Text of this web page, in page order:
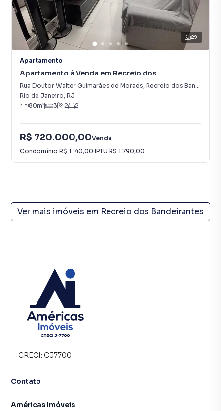
29
Apartamento
Apartamento à Venda em Recreio dos
Bandeirantes
Rua Doutor Walter Guimarães de Moraes, Recreio dos Bandeirantes
Rio de Janeiro, RJ
80m² 3 2 2
R$ 720.000,00Venda
Condomínio R$ 1.140,00·IPTU R$ 1.790,00
Ver mais imóveis em Recreio dos Bandeirantes
CRECI: CJ7700
Contato
Américas Imóveis